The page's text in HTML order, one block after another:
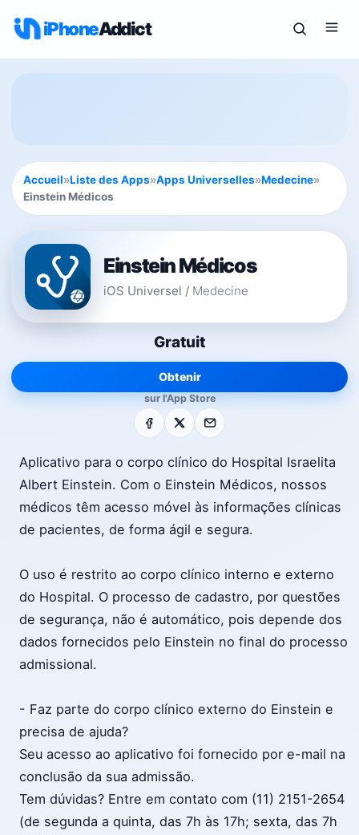
iPhoneAddict
Accueil»Liste des Apps»Apps Universelles»Medecine»
Einstein Médicos
Einstein Médicos
iOS Universel / Medecine
Gratuit
Obtenir
sur l'App Store
Facebook E-mail
Aplicativo para o corpo clínico do Hospital Israelita
Albert Einstein. Com o Einstein Médicos, nossos
médicos têm acesso móvel às informações clínicas
de pacientes, de forma ágil e segura.
O uso é restrito ao corpo clínico interno e externo
do Hospital. O processo de cadastro, por questões
de segurança, não é automático, pois depende dos
dados fornecidos pelo Einstein no final do processo
admissional.
- Faz parte do corpo clínico externo do Einstein e
precisa de ajuda?
Seu acesso ao aplicativo foi fornecido por e-mail na
conclusão da sua admissão.
Tem dúvidas? Entre em contato com (11) 2151-2654
(de segunda a quinta, das 7h às 17h; sexta, das 7h